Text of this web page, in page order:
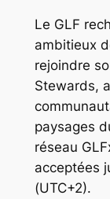
Le GLF
ambitieux
rejoindre
Stewards,
paysages
réseau
acceptées
(UTC+2).